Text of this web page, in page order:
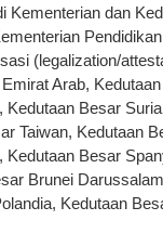
dan
(legalization/
Arab,
Besar
Taiwan, Kedutaan
Besar
Brunei
Kedutaan